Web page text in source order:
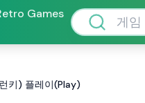
Games
키) 플레이(Play)